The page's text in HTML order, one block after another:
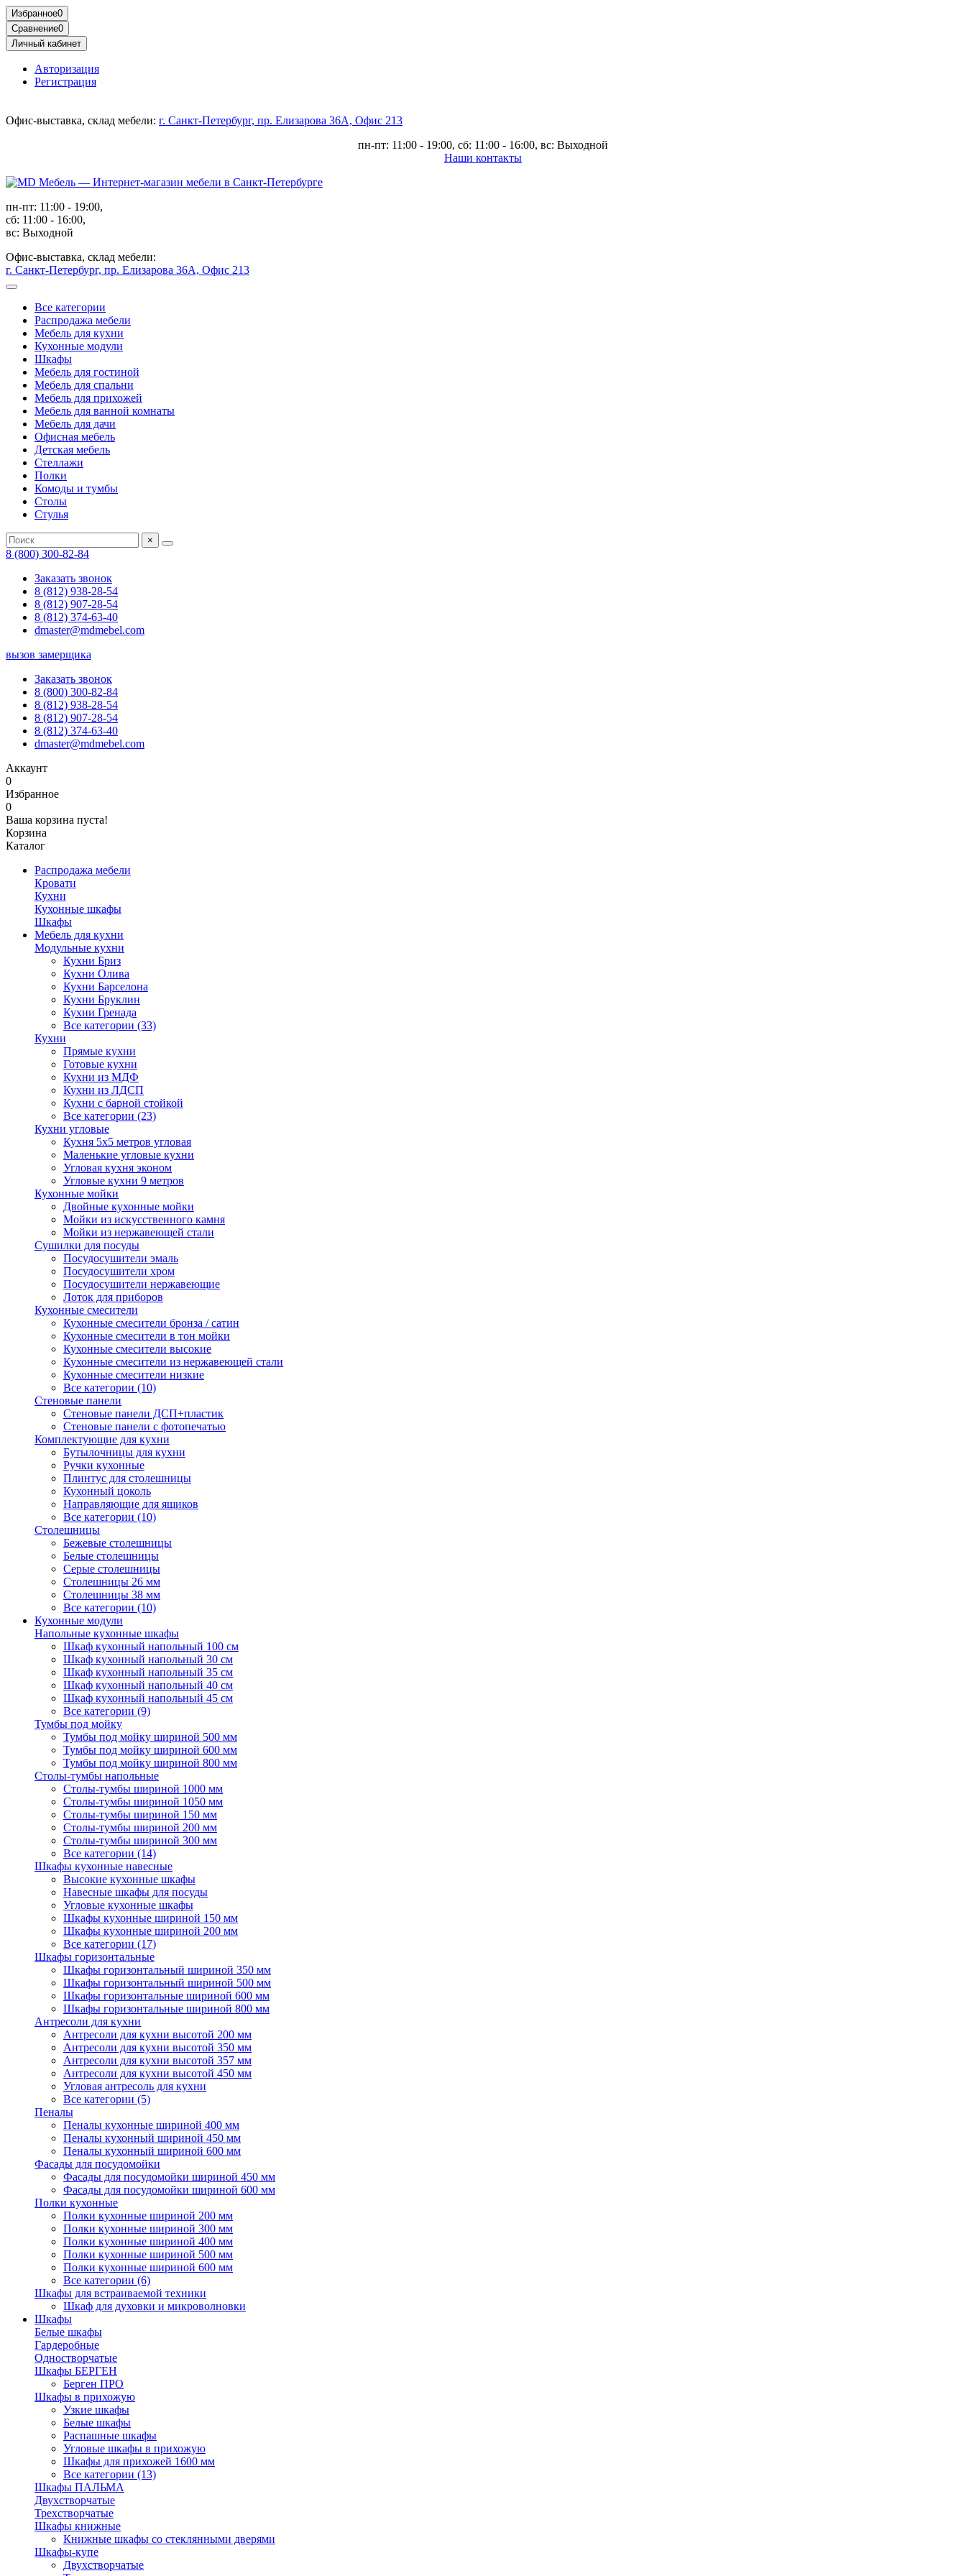
Избранное0
Сравнение0
Личный кабинет
Авторизация
Регистрация
Офис-выставка, склад мебели: г. Санкт-Петербург, пр. Елизарова 36А, Офис 213
пн-пт: 11:00 - 19:00, сб: 11:00 - 16:00, вс: Выходной
Наши контакты
пн-пт: 11:00 - 19:00,
сб: 11:00 - 16:00,
вс: Выходной
Офис-выставка, склад мебели:
г. Санкт-Петербург, пр. Елизарова 36А, Офис 213
Все категории
Распродажа мебели
Мебель для кухни
Кухонные модули
Шкафы
Мебель для гостиной
Мебель для спальни
Мебель для прихожей
Мебель для ванной комнаты
Мебель для дачи
Офисная мебель
Детская мебель
Стеллажи
Полки
Комоды и тумбы
Столы
Стулья
×
8 (800) 300-82-84
Заказать звонок
8 (812) 938-28-54
8 (812) 907-28-54
8 (812) 374-63-40
dmaster@mdmebel.com
вызов замерщика
Заказать звонок
8 (800) 300-82-84
8 (812) 938-28-54
8 (812) 907-28-54
8 (812) 374-63-40
dmaster@mdmebel.com
Аккаунт
0
Избранное
0
Ваша корзина пуста!
Корзина
Каталог
Распродажа мебели
Кровати
Кухни
Кухонные шкафы
Шкафы
Мебель для кухни
Модульные кухни
Кухни Бриз
Кухни Олива
Кухни Барселона
Кухни Бруклин
Кухни Гренада
Все категории (33)
Кухни
Прямые кухни
Готовые кухни
Кухни из МДФ
Кухни из ЛДСП
Кухни с барной стойкой
Все категории (23)
Кухни угловые
Кухня 5х5 метров угловая
Маленькие угловые кухни
Угловая кухня эконом
Угловые кухни 9 метров
Кухонные мойки
Двойные кухонные мойки
Мойки из искусственного камня
Мойки из нержавеющей стали
Сушилки для посуды
Посудосушители эмаль
Посудосушители хром
Посудосушители нержавеющие
Лоток для приборов
Кухонные смесители
Кухонные смесители бронза / сатин
Кухонные смесители в тон мойки
Кухонные смесители высокие
Кухонные смесители из нержавеющей стали
Кухонные смесители низкие
Все категории (10)
Стеновые панели
Стеновые панели ДСП+пластик
Стеновые панели с фотопечатью
Комплектующие для кухни
Бутылочницы для кухни
Ручки кухонные
Плинтус для столешницы
Кухонный цоколь
Направляющие для ящиков
Все категории (10)
Столешницы
Бежевые столешницы
Белые столешницы
Серые столешницы
Столешницы 26 мм
Столешницы 38 мм
Все категории (10)
Кухонные модули
Напольные кухонные шкафы
Шкаф кухонный напольный 100 см
Шкаф кухонный напольный 30 см
Шкаф кухонный напольный 35 см
Шкаф кухонный напольный 40 см
Шкаф кухонный напольный 45 см
Все категории (9)
Тумбы под мойку
Тумбы под мойку шириной 500 мм
Тумбы под мойку шириной 600 мм
Тумбы под мойку шириной 800 мм
Столы-тумбы напольные
Столы-тумбы шириной 1000 мм
Столы-тумбы шириной 1050 мм
Столы-тумбы шириной 150 мм
Столы-тумбы шириной 200 мм
Столы-тумбы шириной 300 мм
Все категории (14)
Шкафы кухонные навесные
Высокие кухонные шкафы
Навесные шкафы для посуды
Угловые кухонные шкафы
Шкафы кухонные шириной 150 мм
Шкафы кухонные шириной 200 мм
Все категории (17)
Шкафы горизонтальные
Шкафы горизонтальный шириной 350 мм
Шкафы горизонтальный шириной 500 мм
Шкафы горизонтальные шириной 600 мм
Шкафы горизонтальные шириной 800 мм
Антресоли для кухни
Антресоли для кухни высотой 200 мм
Антресоли для кухни высотой 350 мм
Антресоли для кухни высотой 357 мм
Антресоли для кухни высотой 450 мм
Угловая антресоль для кухни
Все категории (5)
Пеналы
Пеналы кухонные шириной 400 мм
Пеналы кухонный шириной 450 мм
Пеналы кухонный шириной 600 мм
Фасады для посудомойки
Фасады для посудомойки шириной 450 мм
Фасады для посудомойки шириной 600 мм
Полки кухонные
Полки кухонные шириной 200 мм
Полки кухонные шириной 300 мм
Полки кухонные шириной 400 мм
Полки кухонные шириной 500 мм
Полки кухонные шириной 600 мм
Все категории (6)
Шкафы для встраиваемой техники
Шкаф для духовки и микроволновки
Шкафы
Белые шкафы
Гардеробные
Одностворчатые
Шкафы БЕРГЕН
Берген ПРО
Шкафы в прихожую
Узкие шкафы
Белые шкафы
Распашные шкафы
Угловые шкафы в прихожую
Шкафы для прихожей 1600 мм
Все категории (13)
Шкафы ПАЛЬМА
Двухстворчатые
Трехстворчатые
Шкафы книжные
Книжные шкафы со стеклянными дверями
Шкафы-купе
Двухстворчатые